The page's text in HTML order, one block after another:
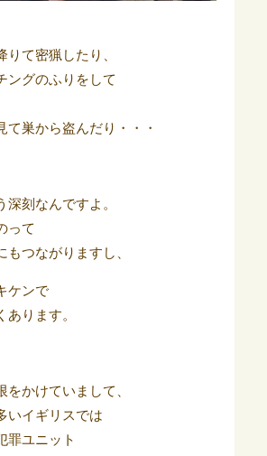
りて密猟したり、
ングのふりをして
て巣から盗んだり・・・
深刻なんですよ。
って
もつながりますし、
ケンで
あります。
をかけていまして、
いイギリスでは
罪ユニット